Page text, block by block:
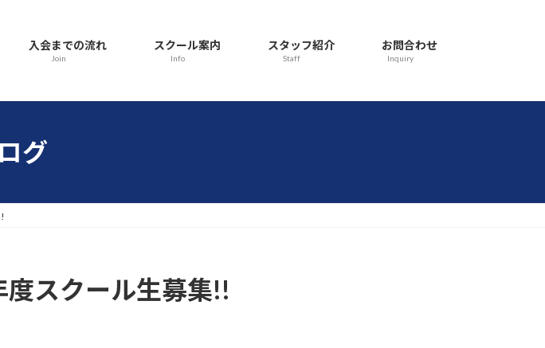
入会までの流れ
Join
スクール案内
Info
スタッフ紹介
Staff
お問合わせ
Inquiry
グ
スクール生募集!!